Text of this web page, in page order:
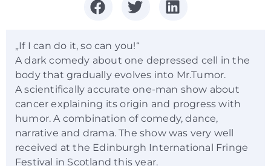
„If I can do it, so can you!“
A dark comedy about one depressed cell in the
body that gradually evolves into Mr.Tumor.
A scientifically accurate one-man show about
cancer explaining its origin and progress with
humor. A combination of comedy, dance,
narrative and drama. The show was very well
received at the Edinburgh International Fringe
Festival in Scotland this year.